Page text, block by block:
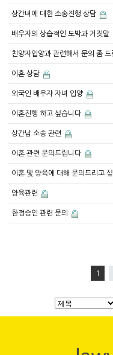
상간녀에 대한 소송진행 상담
배우자의 상습적인 도박과 거짓말
친양자입양과 관련해서 문의 좀 드
이혼 상담
외국인 배우자 자녀 입양
이혼진행 하고 싶습니다
상간남 소송 관련
이혼 관련 문의드립니다
이혼 및 양육에 대해 문의드리고
양육관련
한정승인 관련 문의
1